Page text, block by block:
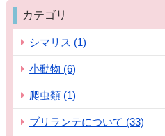
カテゴリ
シマリス (1)
小動物 (6)
爬虫類 (1)
ブリランテについて (33)